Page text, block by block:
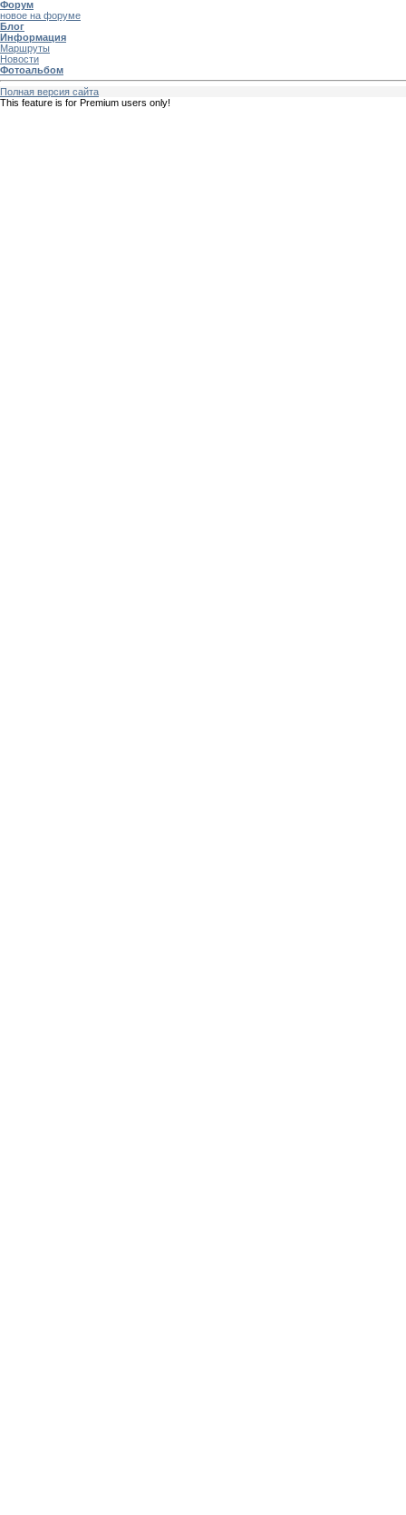
Форум
новое на форуме
Блог
Информация
Маршруты
Новости
Фотоальбом
Полная версия сайта
This feature is for Premium users only!